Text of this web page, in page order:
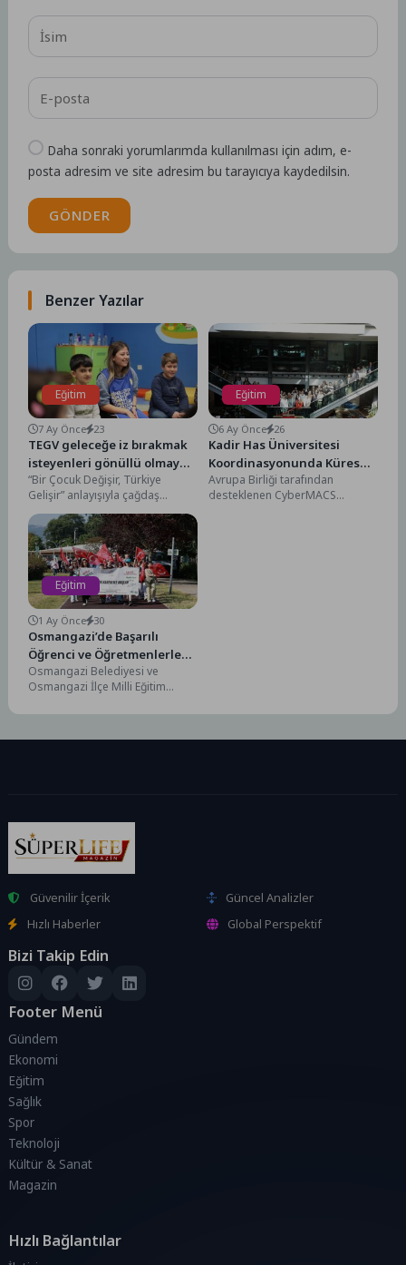
Daha sonraki yorumlarımda kullanılması için adım, e-
posta adresim ve site adresim bu tarayıcıya kaydedilsin.
GÖNDER
Benzer Yazılar
Eğitim
7 Ay Önce 23
TEGV geleceğe iz bırakmak
isteyenleri gönüllü olmaya
davet ediyor
“Bir Çocuk Değişir, Türkiye
Gelişir” anlayışıyla çağdaş
nesillerin yetişmesine katkı
sunan Türkiye Eğitim Gönüllüleri
Vakfı’na...
Eğitim
6 Ay Önce 26
Kadir Has Üniversitesi
Koordinasyonunda Küresel
Bir Siber Güvenlik Modeli
Avrupa Birliği tarafından
desteklenen CyberMACS
Eğitim
1 Ay Önce 30
Osmangazi’de Başarılı
Öğrenci ve Öğretmenlerle
Anlamlı Buluşma
Osmangazi Belediyesi ve
Osmangazi İlçe Milli Eğitim
“Hareketli Yaşam, Oyun ve
Güvenilir İçerik
Güncel Analizler
Hızlı Haberler
Global Perspektif
Bizi Takip Edin
Footer Menü
Gündem
Ekonomi
Eğitim
Sağlık
Spor
Teknoloji
Kültür & Sanat
Magazin
Hızlı Bağlantılar